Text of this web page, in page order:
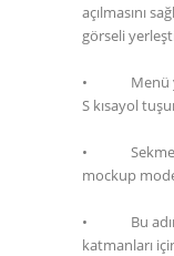
açılmasını
görseli
•
Menü
S kısayol
•
mockup
•
Bu
katmanları